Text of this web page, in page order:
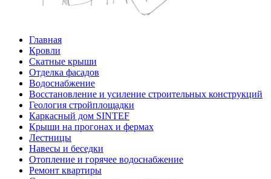
Главная
Кровли
Скатные крыши
Отделка фасадов
Водоснабжение
Восстановление и усиление строительных конструкций
Геология стройплощадки
Каркасный дом SINTEF
Крыши на прогонах и фермах
Лестницы
Навесы и беседки
Отопление и горячее водоснабжение
Ремонт квартиры